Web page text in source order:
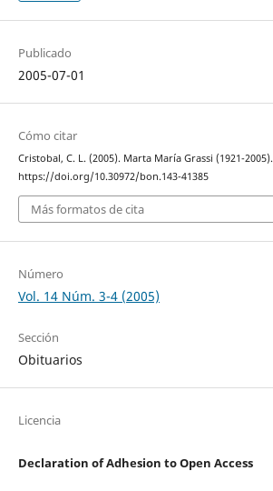
Publicado
2005-07-01
Cómo citar
Cristobal, C. L. (2005). Marta María Grassi (1921-2005).
https://doi.org/10.30972/bon.143-41385
Más formatos de cita
Número
Vol. 14 Núm. 3-4 (2005)
Sección
Obituarios
Licencia
Declaration of Adhesion to Open Access